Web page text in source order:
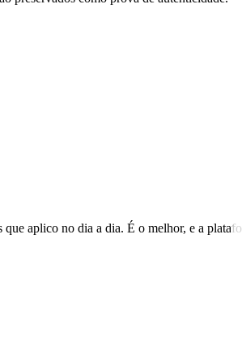
aplico no dia a dia. É o melhor, e a